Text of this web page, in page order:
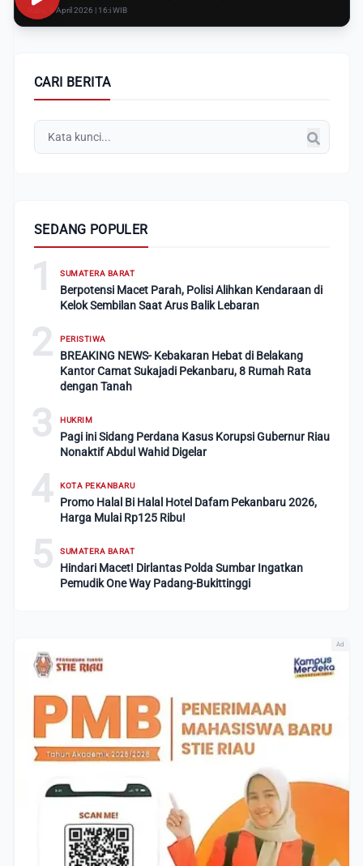
Rabu, 8 April 2026 | 16:i WIB
CARI BERITA
SEDANG POPULER
1 SUMATERA BARAT
Berpotensi Macet Parah, Polisi Alihkan Kendaraan di
Kelok Sembilan Saat Arus Balik Lebaran
2 PERISTIWA
BREAKING NEWS- Kebakaran Hebat di Belakang
Kantor Camat Sukajadi Pekanbaru, 8 Rumah Rata
dengan Tanah
3 HUKRIM
Pagi ini Sidang Perdana Kasus Korupsi Gubernur Riau
Nonaktif Abdul Wahid Digelar
4 KOTA PEKANBARU
Promo Halal Bi Halal Hotel Dafam Pekanbaru 2026,
Harga Mulai Rp125 Ribu!
5 SUMATERA BARAT
Hindari Macet! Dirlantas Polda Sumbar Ingatkan
Pemudik One Way Padang-Bukittinggi
Ad